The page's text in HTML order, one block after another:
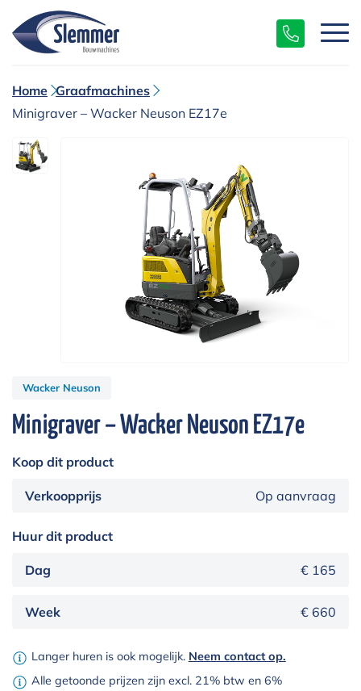
Home Graafmachines
Minigraver – Wacker Neuson EZ17e
Wacker Neuson
Minigraver – Wacker Neuson EZ17e
Koop dit product
Verkoopprijs Op aanvraag
Huur dit product
Dag € 165
Week € 660
Langer huren is ook mogelijk. Neem contact op.
Alle getoonde prijzen zijn excl. 21% btw en 6%